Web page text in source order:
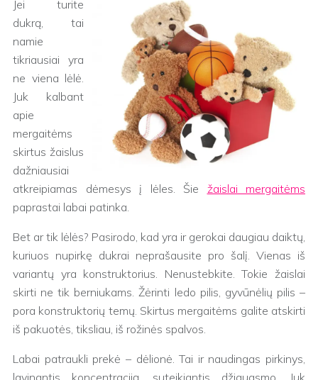
Jei turite
dukrą, tai
namie
tikriausiai yra
ne viena lėlė.
Juk kalbant
apie
mergaitėms
skirtus žaislus
dažniausiai
atkreipiamas dėmesys į lėles. Šie žaislai mergaitėms
paprastai labai patinka.
Bet ar tik lėlės? Pasirodo, kad yra ir gerokai daugiau daiktų,
kuriuos nupirkę dukrai neprašausite pro šalį. Vienas iš
variantų yra konstruktorius. Nenustebkite. Tokie žaislai
skirti ne tik berniukams. Žėrinti ledo pilis, gyvūnėlių pilis –
pora konstruktorių temų. Skirtus mergaitėms galite atskirti
iš pakuotės, tiksliau, iš rožinės spalvos.
Labai patraukli prekė – dėlionė. Tai ir naudingas pirkinys,
lavinantis koncentraciją, suteikiantis džiaugsmo. Juk